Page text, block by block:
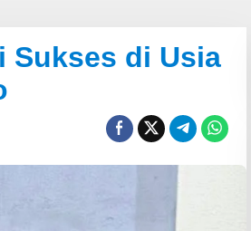
Sukses di Usia